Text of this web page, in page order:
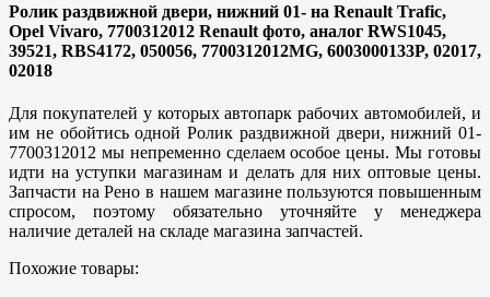
Ролик раздвижной двери, нижний 01- на Renault Trafic,
Opel Vivaro, 7700312012 Renault фото, аналог RWS1045,
39521, RBS4172, 050056, 7700312012MG, 6003000133P, 02017,
02018
Для покупателей у которых автопарк рабочих автомобилей, и
им не обойтись одной Ролик раздвижной двери, нижний 01-
7700312012 мы непременно сделаем особое цены. Мы готовы
идти на уступки магазинам и делать для них оптовые цены.
Запчасти на Рено в нашем магазине пользуются повышенным
спросом, поэтому обязательно уточняйте у менеджера
наличие деталей на складе магазина запчастей.
Похожие товары: